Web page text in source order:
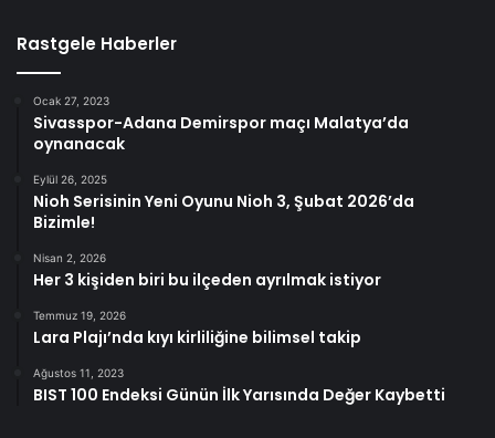
Rastgele Haberler
Ocak 27, 2023
Sivasspor-Adana Demirspor maçı Malatya’da
oynanacak
Eylül 26, 2025
Nioh Serisinin Yeni Oyunu Nioh 3, Şubat 2026’da
Bizimle!
Nisan 2, 2026
Her 3 kişiden biri bu ilçeden ayrılmak istiyor
Temmuz 19, 2026
Lara Plajı’nda kıyı kirliliğine bilimsel takip
Ağustos 11, 2023
BIST 100 Endeksi Günün İlk Yarısında Değer Kaybetti